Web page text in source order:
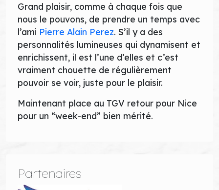
Grand plaisir, comme à chaque fois que
nous le pouvons, de prendre un temps avec
l’ami Pierre Alain Perez. S’il y a des
personnalités lumineuses qui dynamisent et
enrichissent, il est l’une d’elles et c’est
vraiment chouette de régulièrement
pouvoir se voir, juste pour le plaisir.
Maintenant place au TGV retour pour Nice
pour un “week-end” bien mérité.
Partenaires